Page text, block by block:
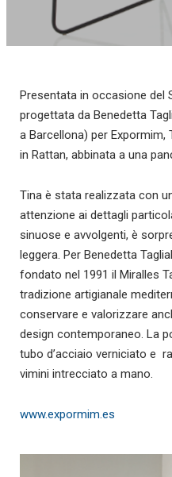
Presentata in occasione del
progettata da Benedetta
a Barcellona) per
in Rattan, abbinata a una
Tina è stata realizzata con
attenzione ai dettagli
sinuose e avvolgenti, è
leggera. Per Benedetta
fondato nel 1991 il Miralles
tradizione artigianale
conservare e valorizzare
design contemporaneo. La
tubo d’acciaio verniciato e
vimini intrecciato a mano.
www.expormim.es